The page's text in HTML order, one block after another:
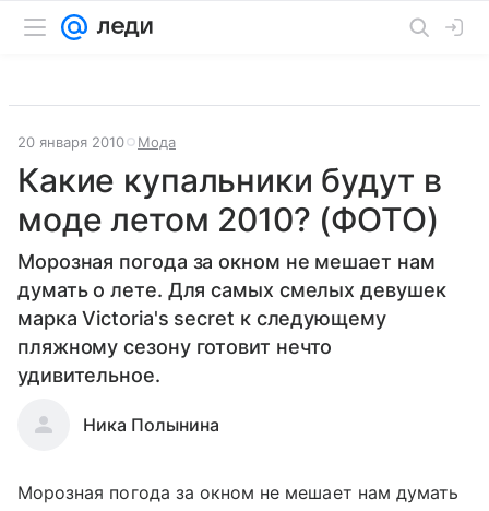
20 января 2010 Мода
Какие купальники будут в
моде летом 2010? (ФОТО)
Морозная погода за окном не мешает нам
думать о лете. Для самых смелых девушек
марка Victoria's secret к следующему
пляжному сезону готовит нечто
удивительное.
Ника Полынина
Морозная погода за окном не мешает нам думать